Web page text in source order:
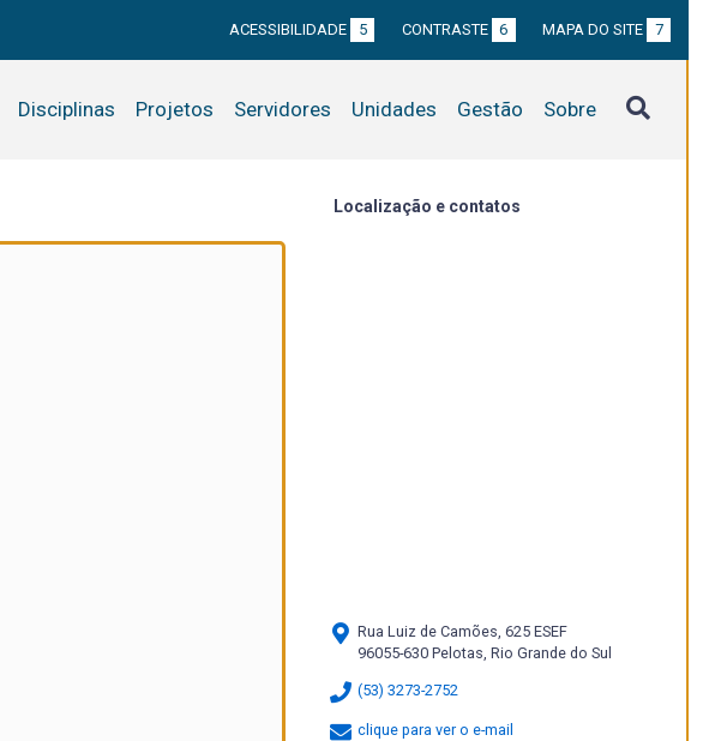
ACESSIBILIDADE 5 CONTRASTE 6 MAPA DO SITE 7
Disciplinas Projetos Servidores Unidades Gestão Sobre
Localização e contatos
Rua Luiz de Camões, 625 ESEF
96055-630 Pelotas, Rio Grande do Sul
(53) 3273-2752
clique para ver o e-mail